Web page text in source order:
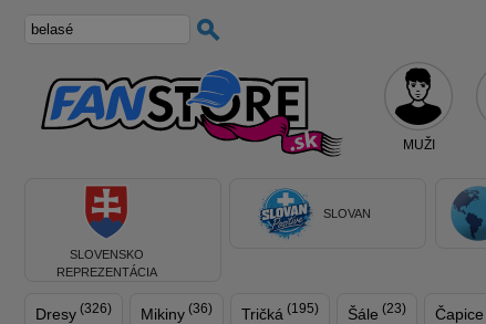
MUŽI
SLOVENSKO
REPREZENTÁCIA
SLOVAN
Dresy (326) Mikiny (36) Tričká (195) Šále (23) Čapice